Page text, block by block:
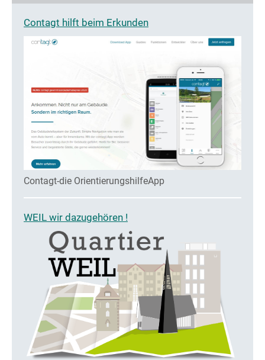
Contagt hilft beim Erkunden
Contagt-die OrientierungshilfeApp
WEIL wir dazugehören !